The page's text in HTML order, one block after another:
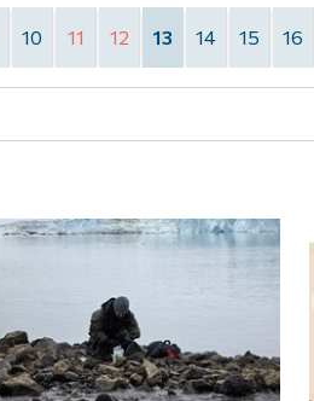
10 11 12 13 14 15 16